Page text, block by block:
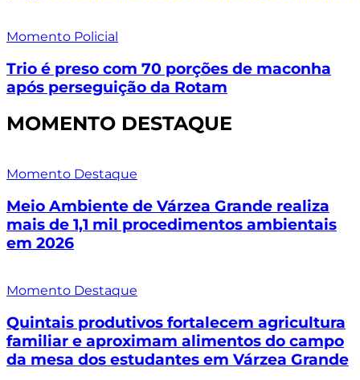
Momento Policial
Trio é preso com 70 porções de maconha
após perseguição da Rotam
MOMENTO DESTAQUE
Momento Destaque
Meio Ambiente de Várzea Grande realiza
mais de 1,1 mil procedimentos ambientais
em 2026
Momento Destaque
Quintais produtivos fortalecem agricultura
familiar e aproximam alimentos do campo
da mesa dos estudantes em Várzea Grande